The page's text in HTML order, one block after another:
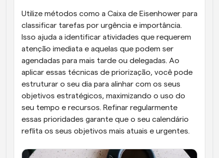
Utilize métodos como a Caixa de Eisenhower para
classificar tarefas por urgência e importância.
Isso ajuda a identificar atividades que requerem
atenção imediata e aquelas que podem ser
agendadas para mais tarde ou delegadas. Ao
aplicar essas técnicas de priorização, você pode
estruturar o seu dia para alinhar com os seus
objetivos estratégicos, maximizando o uso do
seu tempo e recursos. Refinar regularmente
essas prioridades garante que o seu calendário
reflita os seus objetivos mais atuais e urgentes.